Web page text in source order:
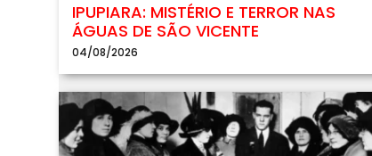
IPUPIARA: MISTÉRIO E TERROR NAS
ÁGUAS DE SÃO VICENTE
04/08/2026